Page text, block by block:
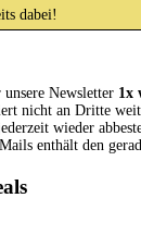
dabei!
Newsletter 1x
nicht an Dritte
wieder
enthält den